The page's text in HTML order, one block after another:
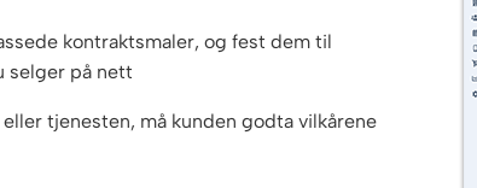
kontraktsmaler, og fest dem til
selger på nett
tjenesten, må kunden godta vilkårene